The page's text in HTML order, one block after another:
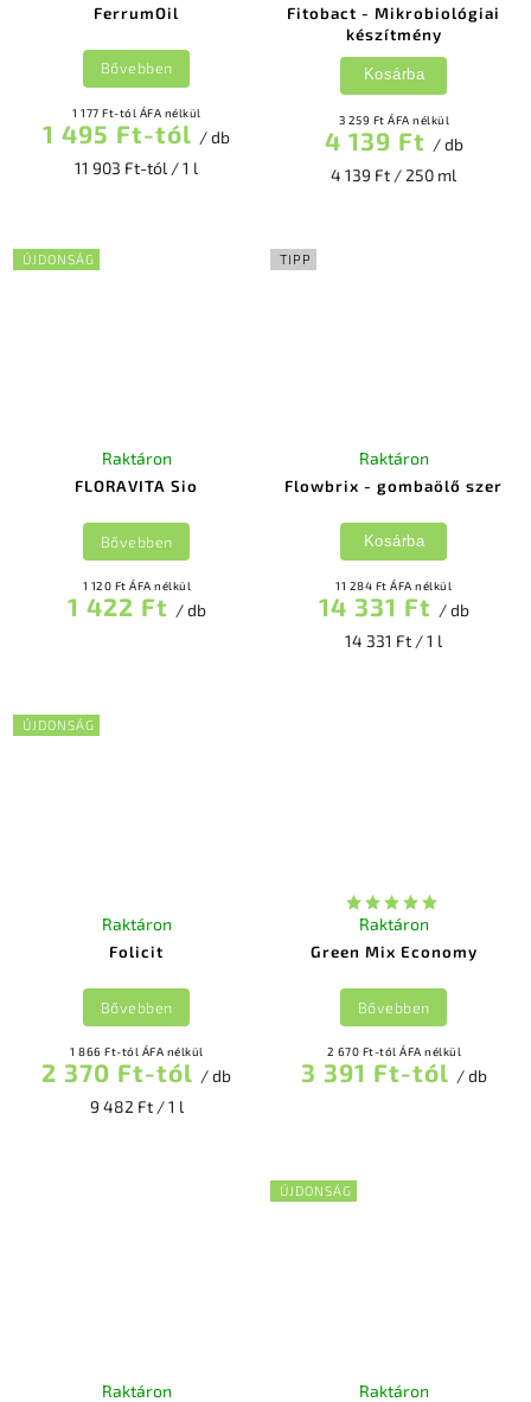
FerrumOil
1 177 Ft-tól ÁFA nélkül
1 495 Ft-tól / db
11 903 Ft-tól / 1 l
Bővebben
Fitobact - Mikrobiológiai
készítmény
3 259 Ft ÁFA nélkül
4 139 Ft / db
4 139 Ft / 250 ml
Kosárba
ÚJDONSÁG
FLORAVITA Sio
Raktáron
1 120 Ft ÁFA nélkül
1 422 Ft / db
Bővebben
TIPP
Flowbrix - gombaölő szer
Raktáron
11 284 Ft ÁFA nélkül
14 331 Ft / db
14 331 Ft / 1 l
Kosárba
ÚJDONSÁG
Folicit
Raktáron
1 866 Ft-tól ÁFA nélkül
2 370 Ft-tól / db
9 482 Ft / 1 l
Bővebben
Green Mix Economy
Raktáron
2 670 Ft-tól ÁFA nélkül
3 391 Ft-tól / db
Bővebben
Raktáron
ÚJDONSÁG
Raktáron